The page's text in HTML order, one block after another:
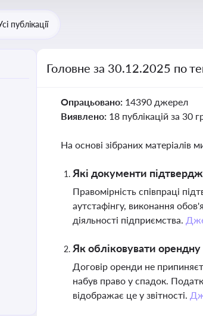
публікації
Головне за 30.12.2025 по
Опрацьовано: 14390 джерел
Виявлено: 18 публікацій за 30
На основі зібраних матеріалів
Які документи
Правомірність співпраці
аутстафінгу, виконання
діяльності підприємства.
Як обліковувати орендну
Договір оренди не
набув право у спадок.
відображає це у звітності.